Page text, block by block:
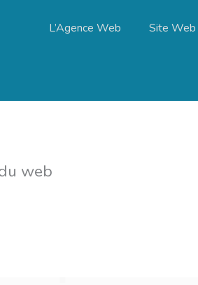
L’Agence Web Site Web
web